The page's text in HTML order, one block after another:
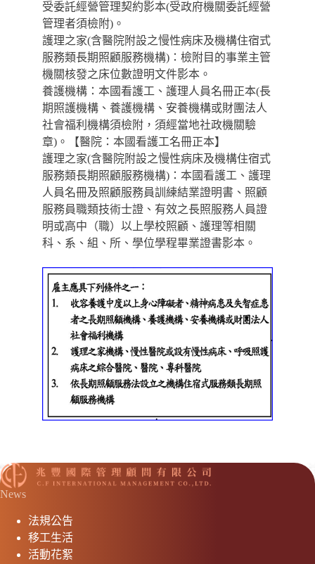
受委託經營管理契約影本(受政府機關委託經營
管理者須檢附)。
護理之家(含醫院附設之慢性病床及機構住宿式
服務類長期照顧服務機構)：檢附目的事業主管
機關核發之床位數證明文件影本。
養護機構：本國看護工、護理人員名冊正本(長
期照護機構、養護機構、安養機構或財團法人
社會福利機構須檢附，須經當地社政機關驗
章)。【醫院：本國看護工名冊正本】
護理之家(含醫院附設之慢性病床及機構住宿式
服務類長期照顧服務機構)：本國看護工、護理
人員名冊及照顧服務員訓練結業證明書、照顧
服務員職類技術士證、有效之長照服務人員證
明或高中（職）以上學校照顧、護理等相關
科、系、組、所、學位學程畢業證書影本。
News
法規公告
移工生活
活動花絮